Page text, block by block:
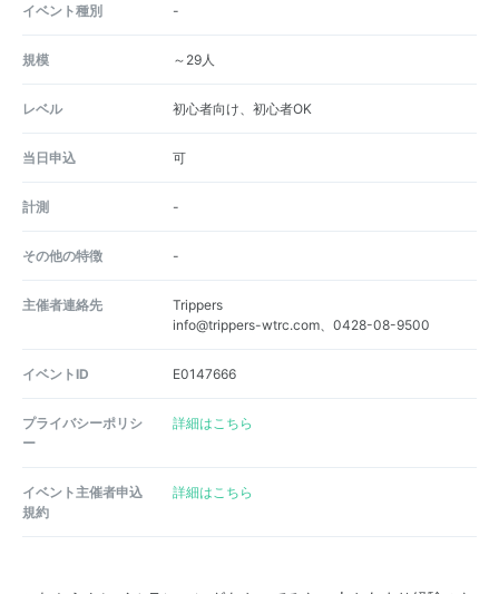
イベント種別 -
規模 ～29人
レベル 初心者向け、初心者OK
当日申込 可
計測 -
その他の特徴 -
主催者連絡先
Trippers
info@trippers-wtrc.com、0428-08-9500
イベントID E0147666
プライバシーポリシ
ー
詳細はこちら
イベント主催者申込
規約
詳細はこちら